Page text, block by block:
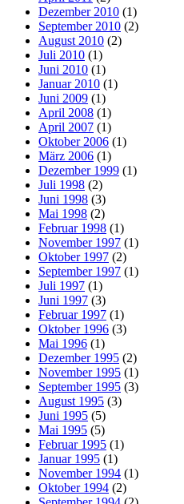
Dezember 2010 (1)
September 2010 (2)
August 2010 (2)
Juli 2010 (1)
Juni 2010 (1)
Januar 2010 (1)
Juni 2009 (1)
April 2008 (1)
April 2007 (1)
Oktober 2006 (1)
März 2006 (1)
Dezember 1999 (1)
Juli 1998 (2)
Juni 1998 (3)
Mai 1998 (2)
Februar 1998 (1)
November 1997 (1)
Oktober 1997 (2)
September 1997 (1)
Juli 1997 (1)
Juni 1997 (3)
Februar 1997 (1)
Oktober 1996 (3)
Mai 1996 (1)
Dezember 1995 (2)
November 1995 (1)
September 1995 (3)
August 1995 (3)
Juni 1995 (5)
Mai 1995 (5)
Februar 1995 (1)
Januar 1995 (1)
November 1994 (1)
Oktober 1994 (2)